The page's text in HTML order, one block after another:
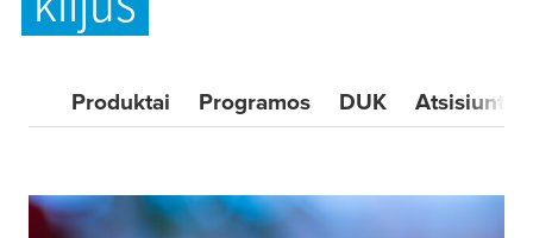
Produktai Programos DUK